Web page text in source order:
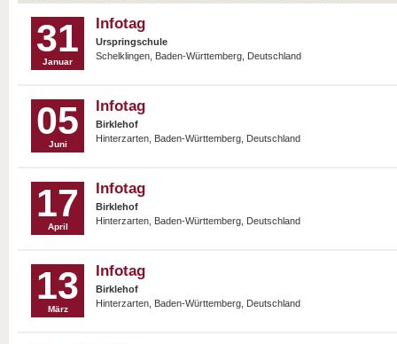
31
Januar
Infotag
Urspringschule
Schelklingen, Baden-Württemberg, Deutschland
05
Juni
Infotag
Birklehof
Hinterzarten, Baden-Württemberg, Deutschland
17
April
Infotag
Birklehof
Hinterzarten, Baden-Württemberg, Deutschland
13
März
Infotag
Birklehof
Hinterzarten, Baden-Württemberg, Deutschland